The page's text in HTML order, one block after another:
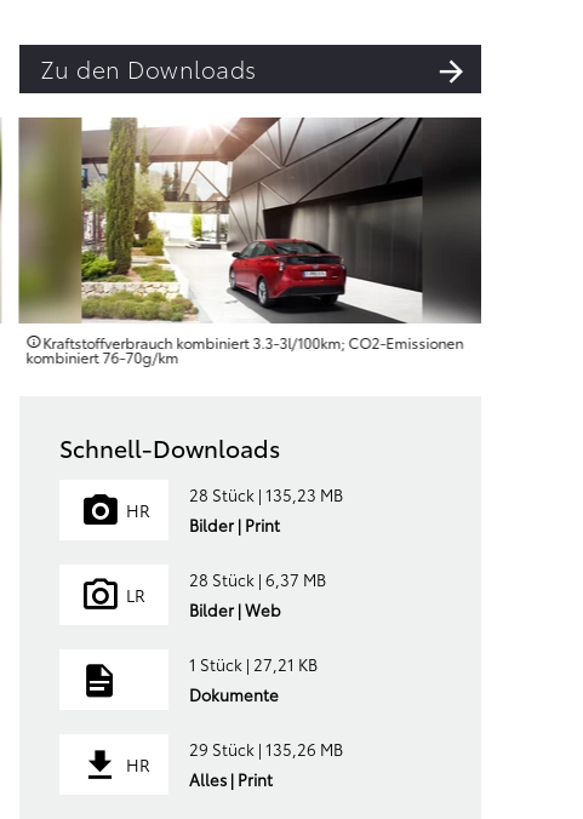
Zu den Downloads
Kraftstoffverbrauch kombiniert 3.3‑3l/100km; CO2‑Emissionen
kombiniert 76‑70g/km
Schnell-Downloads
HR
28 Stück | 135,23 MB
Bilder | Print
LR
28 Stück | 6,37 MB
Bilder | Web
1 Stück | 27,21 KB
Dokumente
HR
29 Stück | 135,26 MB
Alles | Print